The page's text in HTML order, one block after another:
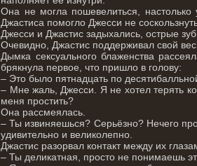
Она не могла пошевелиться,
Джастиса помогло Джесси не
Джесси и Джастис задыхались, острые
Очевидно, Джастис поддерживал свой
Дымка сексуального блаженства
брякнула первое, что пришло в голову:
– Это было пятнадцать по
– Мне жаль, Джесси. Я не хотел терять
меня простить?
Она рассмеялась.
– Ты извиняешься? Серьёзно? Нечего
удивительно и великолепно.
Джастис разорвал контакт между их
– Ты деликатная, просто не понимаешь